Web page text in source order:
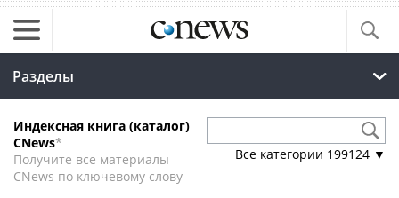
Разделы
Индексная книга (каталог)
CNews*
Получите все материалы
CNews по ключевому слову
Все категории 199124 ▼